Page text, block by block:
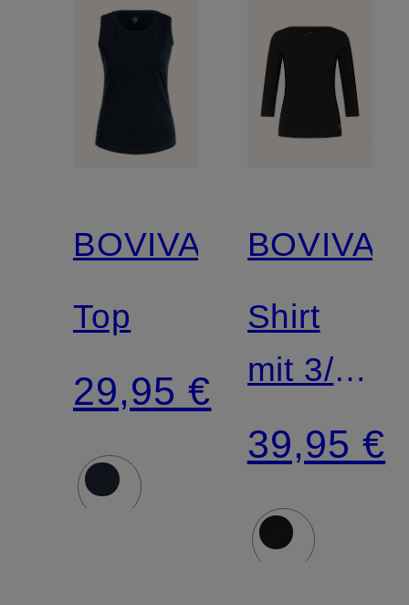
BOVIVA
Top
29,95 €
BOVIVA
Shirt
mit 3/4-
Arm
39,95 €